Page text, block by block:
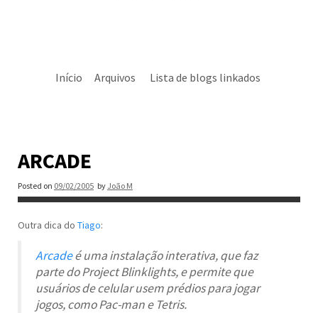
Início Arquivos Lista de blogs linkados
ARCADE
Posted on 09/02/2005 by João M
Outra dica do Tiago:
Arcadeé uma instalação interativa, que faz
parte do Project Blinklights, e permite que
usuários de celular usem prédios para jogar
jogos, como Pac-man e Tetris.